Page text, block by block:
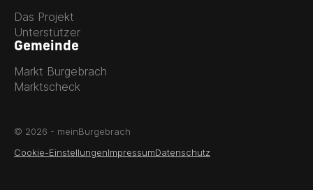
Das Projekt
Unterstützer
Gemeinde
Markt Burgebrach
Marktscheck
© 2026 - meinBurgebrach
Cookie-EinstellungenImpressumDatenschutz